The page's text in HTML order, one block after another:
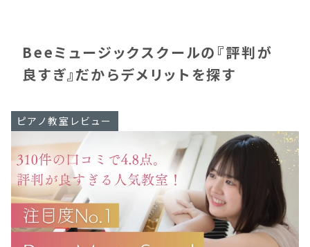
Beeミュージックスクールの『評判が
良すぎ』だからデメリットを探す
ピアノ教室レビュー